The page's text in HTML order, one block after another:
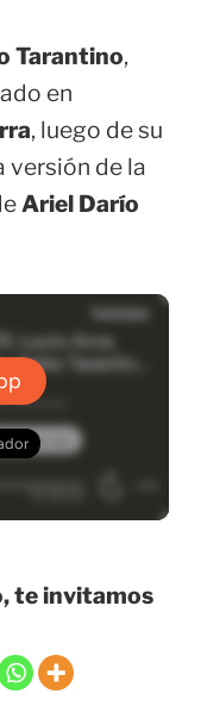
Tarantino,
en
, luego de su
versión de la
Ariel Darío
te invitamos